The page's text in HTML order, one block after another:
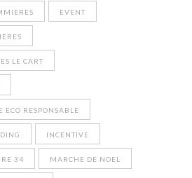
EVENT
LE CART
ECO RESPONSABLE
INCENTIVE
34 MARCHE DE NOEL